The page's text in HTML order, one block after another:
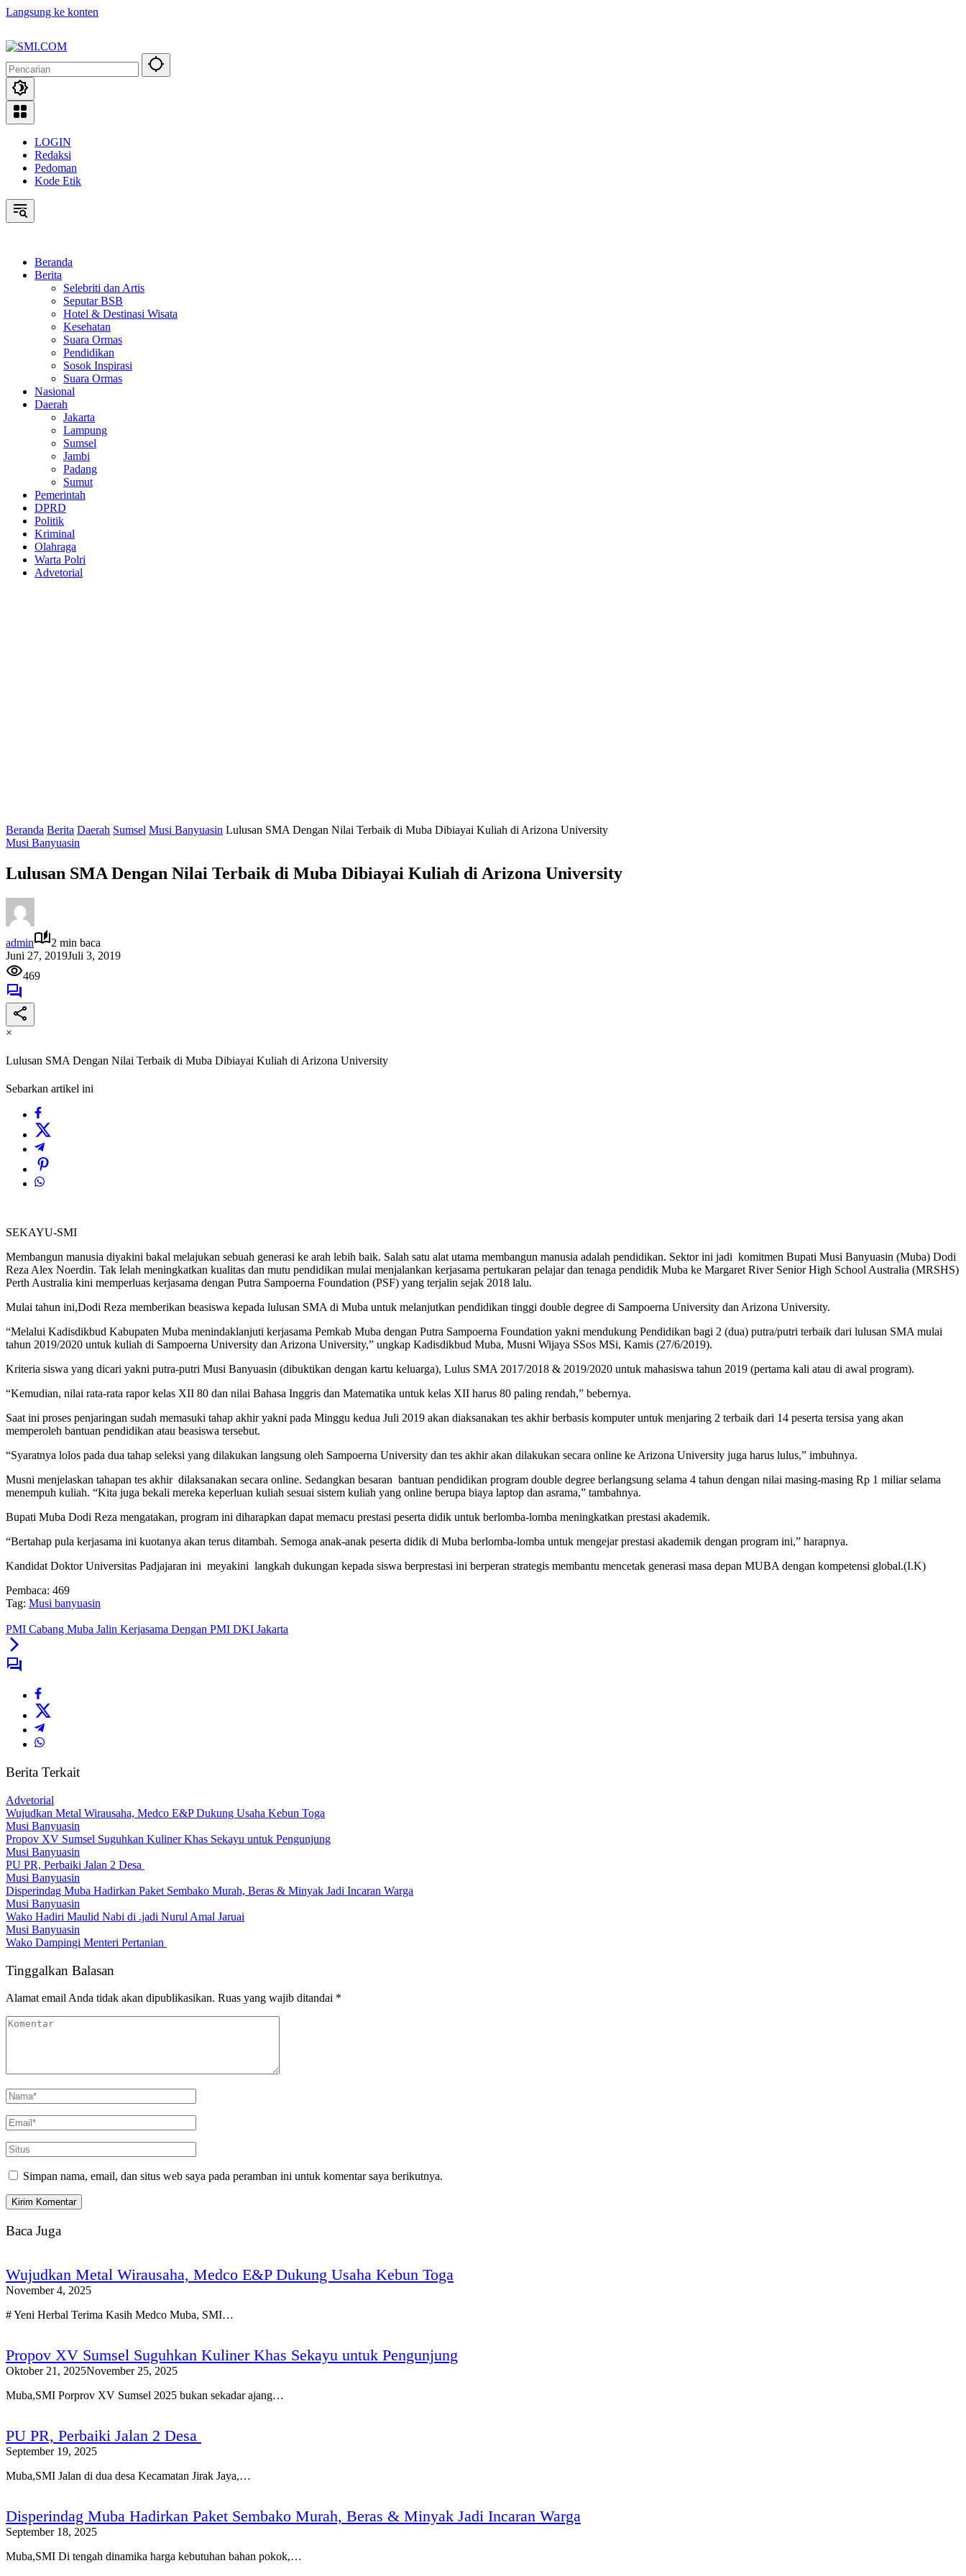
Langsung ke konten
LOGIN
Redaksi
Pedoman
Kode Etik
Beranda
Berita
Selebriti dan Artis
Seputar BSB
Hotel & Destinasi Wisata
Kesehatan
Suara Ormas
Pendidikan
Sosok Inspirasi
Suara Ormas
Nasional
Daerah
Jakarta
Lampung
Sumsel
Jambi
Padang
Sumut
Pemerintah
DPRD
Politik
Kriminal
Olahraga
Warta Polri
Advetorial
Beranda Berita Daerah Sumsel Musi Banyuasin Lulusan SMA Dengan Nilai Terbaik di Muba Dibiayai Kuliah di Arizona University
Musi Banyuasin
Lulusan SMA Dengan Nilai Terbaik di Muba Dibiayai Kuliah di Arizona University
admin
2 min baca
Juni 27, 2019Juli 3, 2019
469
×
Lulusan SMA Dengan Nilai Terbaik di Muba Dibiayai Kuliah di Arizona University
Sebarkan artikel ini
SEKAYU-SMI
Membangun manusia diyakini bakal melajukan sebuah generasi ke arah lebih baik. Salah satu alat utama membangun manusia adalah pendidikan. Sektor ini jadi komitmen Bupati Musi Banyuasin (Muba) Dodi
Reza Alex Noerdin. Tak lelah meningkatkan kualitas dan mutu pendidikan mulai menjalankan kerjasama pertukaran pelajar dan tenaga pendidik Muba ke Margaret River Senior High School Australia (MRSHS)
Perth Australia kini memperluas kerjasama dengan Putra Sampoerna Foundation (PSF) yang terjalin sejak 2018 lalu.
Mulai tahun ini,Dodi Reza memberikan beasiswa kepada lulusan SMA di Muba untuk melanjutkan pendidikan tinggi double degree di Sampoerna University dan Arizona University.
“Melalui Kadisdikbud Kabupaten Muba menindaklanjuti kerjasama Pemkab Muba dengan Putra Sampoerna Foundation yakni mendukung Pendidikan bagi 2 (dua) putra/putri terbaik dari lulusan SMA mulai
tahun 2019/2020 untuk kuliah di Sampoerna University dan Arizona University,” ungkap Kadisdikbud Muba, Musni Wijaya SSos MSi, Kamis (27/6/2019).
Kriteria siswa yang dicari yakni putra-putri Musi Banyuasin (dibuktikan dengan kartu keluarga), Lulus SMA 2017/2018 & 2019/2020 untuk mahasiswa tahun 2019 (pertama kali atau di awal program).
“Kemudian, nilai rata-rata rapor kelas XII 80 dan nilai Bahasa Inggris dan Matematika untuk kelas XII harus 80 paling rendah,” bebernya.
Saat ini proses penjaringan sudah memasuki tahap akhir yakni pada Minggu kedua Juli 2019 akan diaksanakan tes akhir berbasis komputer untuk menjaring 2 terbaik dari 14 peserta tersisa yang akan
memperoleh bantuan pendidikan atau beasiswa tersebut.
“Syaratnya lolos pada dua tahap seleksi yang dilakukan langsung oleh Sampoerna University dan tes akhir akan dilakukan secara online ke Arizona University juga harus lulus,” imbuhnya.
Musni menjelaskan tahapan tes akhir dilaksanakan secara online. Sedangkan besaran bantuan pendidikan program double degree berlangsung selama 4 tahun dengan nilai masing-masing Rp 1 miliar selama
menempuh kuliah. “Kita juga bekali mereka keperluan kuliah sesuai sistem kuliah yang online berupa biaya laptop dan asrama,” tambahnya.
Bupati Muba Dodi Reza mengatakan, program ini diharapkan dapat memacu prestasi peserta didik untuk berlomba-lomba meningkatkan prestasi akademik.
“Bertahap pula kerjasama ini kuotanya akan terus ditambah. Semoga anak-anak peserta didik di Muba berlomba-lomba untuk mengejar prestasi akademik dengan program ini,” harapnya.
Kandidat Doktor Universitas Padjajaran ini meyakini langkah dukungan kepada siswa berprestasi ini berperan strategis membantu mencetak generasi masa depan MUBA dengan kompetensi global.(I.K)
Pembaca: 469
Tag: Musi banyuasin
PMI Cabang Muba Jalin Kerjasama Dengan PMI DKI Jakarta
Berita Terkait
Advetorial
Wujudkan Metal Wirausaha, Medco E&P Dukung Usaha Kebun Toga
Musi Banyuasin
Propov XV Sumsel Suguhkan Kuliner Khas Sekayu untuk Pengunjung
Musi Banyuasin
PU PR, Perbaiki Jalan 2 Desa
Musi Banyuasin
Disperindag Muba Hadirkan Paket Sembako Murah, Beras & Minyak Jadi Incaran Warga
Musi Banyuasin
Wako Hadiri Maulid Nabi di .jadi Nurul Amal Jaruai
Musi Banyuasin
Wako Dampingi Menteri Pertanian
Tinggalkan Balasan
Alamat email Anda tidak akan dipublikasikan. Ruas yang wajib ditandai *
Simpan nama, email, dan situs web saya pada peramban ini untuk komentar saya berikutnya.
Baca Juga
Wujudkan Metal Wirausaha, Medco E&P Dukung Usaha Kebun Toga
November 4, 2025
# Yeni Herbal Terima Kasih Medco Muba, SMI…
Propov XV Sumsel Suguhkan Kuliner Khas Sekayu untuk Pengunjung
Oktober 21, 2025November 25, 2025
Muba,SMI Porprov XV Sumsel 2025 bukan sekadar ajang…
PU PR, Perbaiki Jalan 2 Desa
September 19, 2025
Muba,SMI Jalan di dua desa Kecamatan Jirak Jaya,…
Disperindag Muba Hadirkan Paket Sembako Murah, Beras & Minyak Jadi Incaran Warga
September 18, 2025
Muba,SMI Di tengah dinamika harga kebutuhan bahan pokok,…